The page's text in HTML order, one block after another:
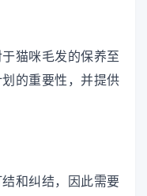
猫咪毛发的保养至
的重要性，并提供
和纠结，因此需要